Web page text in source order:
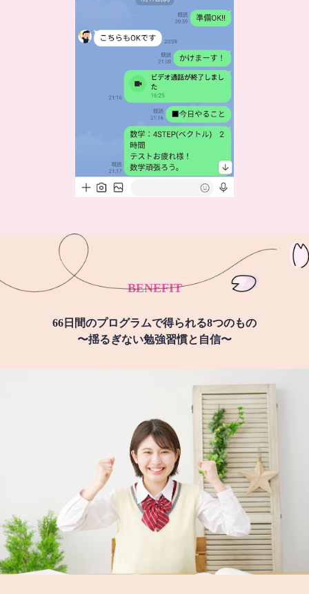
BENEFIT
66日間のプログラムで得られる8つのもの
〜揺るぎない勉強習慣と自信〜